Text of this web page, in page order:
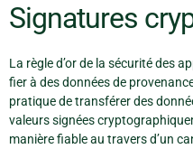
Signatures
La règle d’or de la sécurité des
fier à des données de
pratique de transférer des
valeurs signées
manière fiable au travers d’un